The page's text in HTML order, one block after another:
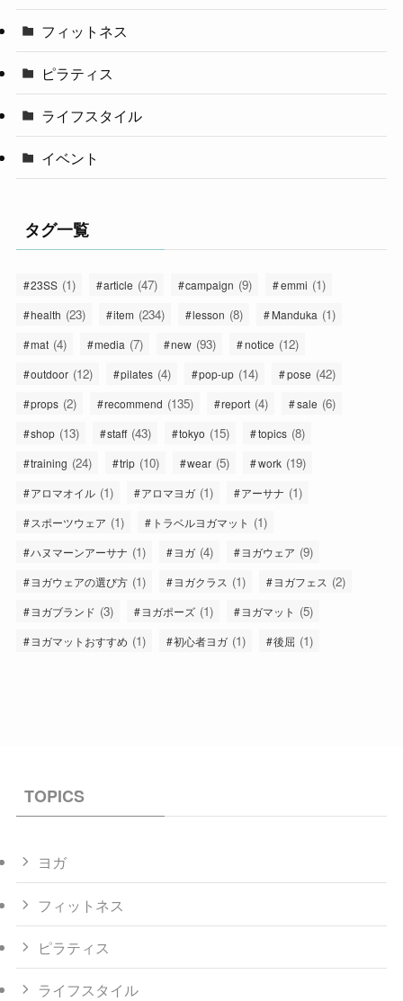
フィットネス
ピラティス
ライフスタイル
イベント
タグ一覧
23SS (1) article (47) campaign (9) emmi (1)
health (23) item (234) lesson (8) Manduka (1)
mat (4) media (7) new (93) notice (12)
outdoor (12) pilates (4) pop-up (14) pose (42)
props (2) recommend (135) report (4) sale (6)
shop (13) staff (43) tokyo (15) topics (8)
training (24) trip (10) wear (5) work (19)
アロマオイル (1) アロマヨガ (1) アーサナ (1)
スポーツウェア (1) トラベルヨガマット (1)
ハヌマーンアーサナ (1) ヨガ (4) ヨガウェア (9)
ヨガウェアの選び方 (1) ヨガクラス (1) ヨガフェス (2)
ヨガブランド (3) ヨガポーズ (1) ヨガマット (5)
ヨガマットおすすめ (1) 初心者ヨガ (1) 後屈 (1)
TOPICS
ヨガ
フィットネス
ピラティス
ライフスタイル